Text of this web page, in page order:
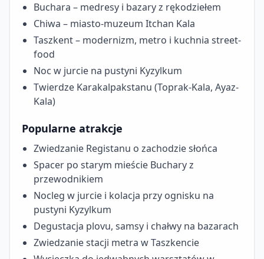
Buchara – medresy i bazary z rękodziełem
Chiwa – miasto-muzeum Itchan Kala
Taszkent – modernizm, metro i kuchnia street-
food
Noc w jurcie na pustyni Kyzylkum
Twierdze Karakalpakstanu (Toprak-Kala, Ayaz-
Kala)
Popularne atrakcje
Zwiedzanie Registanu o zachodzie słońca
Spacer po starym mieście Buchary z
przewodnikiem
Nocleg w jurcie i kolacja przy ognisku na
pustyni Kyzylkum
Degustacja plovu, samsy i chałwy na bazarach
Zwiedzanie stacji metra w Taszkencie